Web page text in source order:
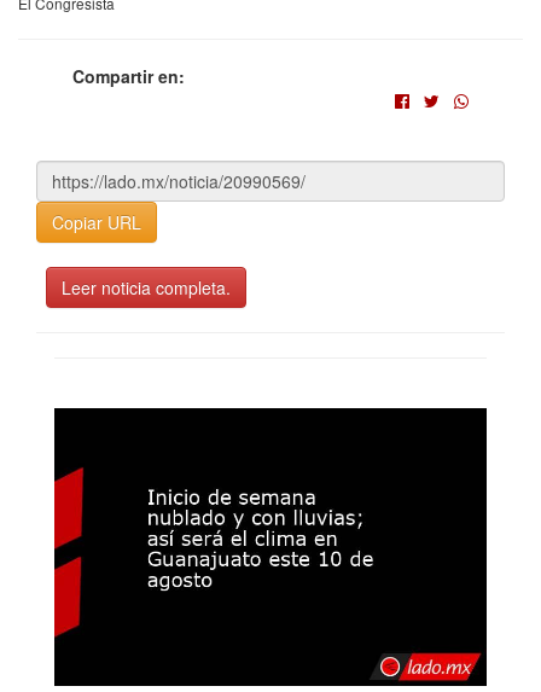
Compartir en:
Copiar URL
Leer noticia completa.